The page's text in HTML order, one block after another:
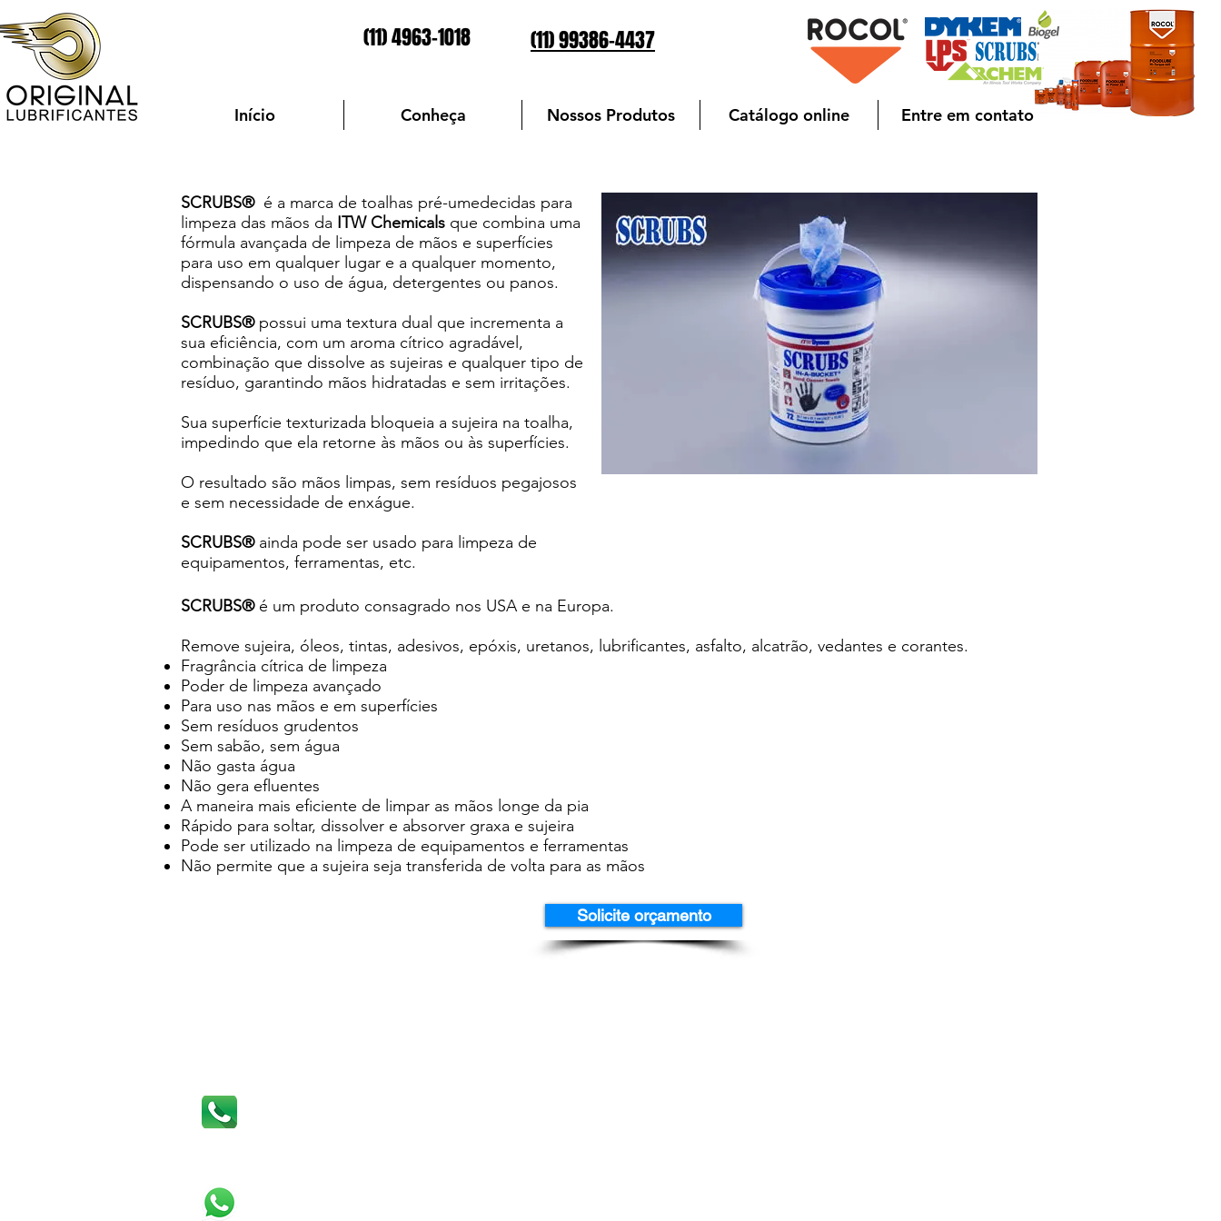
Início Conheça Nossos Produtos Catálogo online Entre em contato
(11) 4963-1018 (11) 99386-4437
SCRUBS® é a marca de toalhas pré-umedecidas para
limpeza das mãos da ITW Chemicals que combina uma
fórmula avançada de limpeza de mãos e superfícies
para uso em qualquer lugar e a qualquer momento,
dispensando o uso de água, detergentes ou panos.
SCRUBS®possui uma textura dual que incrementa a
sua eficiência, com um aroma cítrico agradável,
combinação que dissolve as sujeiras e qualquer tipo de
resíduo, garantindo mãos hidratadas e sem irritações.
Sua superfície texturizada bloqueia a sujeira na toalha,
impedindo que ela retorne às mãos ou às superfícies.
O resultado são mãos limpas, sem resíduos pegajosos
e sem necessidade de enxágue.
SCRUBS® ainda pode ser usado para limpeza de
equipamentos, ferramentas, etc.
SCRUBS® é um produto consagrado nos USA e na Europa.
Remove sujeira, óleos, tintas, adesivos, epóxis, uretanos, lubrificantes, asfalto, alcatrão, vedantes e corantes.
Fragrância cítrica de limpeza
Poder de limpeza avançado
Para uso nas mãos e em superfícies
Sem resíduos grudentos
Sem sabão, sem água
Não gasta água
Não gera efluentes
A maneira mais eficiente de limpar as mãos longe da pia
Rápido para soltar, dissolver e absorver graxa e sujeira
Pode ser utilizado na limpeza de equipamentos e ferramentas
Não permite que a sujeira seja transferida de volta para as mãos
Solicite orçamento